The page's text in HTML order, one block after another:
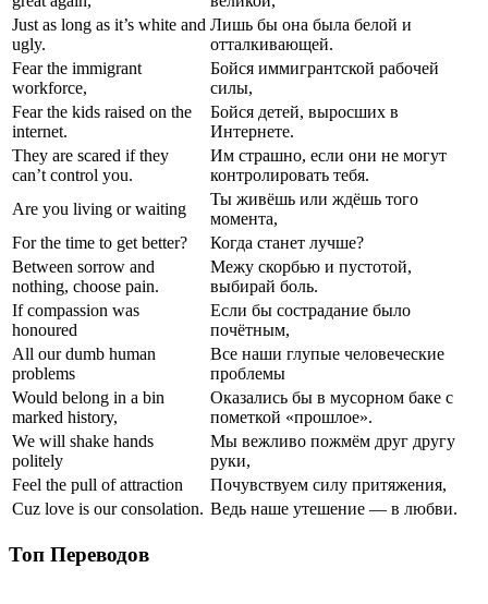
Just as long as it’s white and
ugly.
Лишь бы она была белой и
отталкивающей.
Fear the immigrant
workforce,
Бойся иммигрантской рабочей
силы,
Fear the kids raised on the
internet.
Бойся детей, выросших в
Интернете.
They are scared if they
can’t control you.
Им страшно, если они не могут
контролировать тебя.
Are you living or waiting
Ты живёшь или ждёшь того
момента,
For the time to get better?
Когда станет лучше?
Between sorrow and
nothing, choose pain.
Межу скорбью и пустотой,
выбирай боль.
If compassion was
honoured
Если бы сострадание было
почётным,
All our dumb human
problems
Все наши глупые человеческие
проблемы
Would belong in a bin
marked history,
Оказались бы в мусорном баке с
пометкой «прошлое».
We will shake hands
politely
Мы вежливо пожмём друг другу
руки,
Feel the pull of attraction
Почувствуем силу притяжения,
Cuz love is our consolation. Ведь наше утешение — в любви.
Топ Переводов